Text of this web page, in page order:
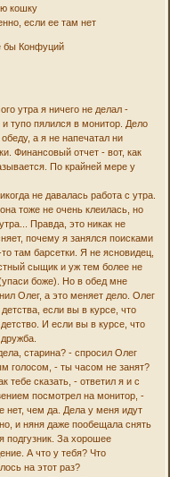
кошку
если ее там нет
бы Конфуций
утра я ничего не делал -
и тупо пялился в монитор. Дело
а я не напечатал ни
Финансовый отчет - вот, как
По крайней мере у
не давалась работа с утра.
тоже не очень клеилась, но
Правда, это никак не
почему я занялся поисками
то там барсетки. Я не ясновидец,
сыщик и уж тем более не
боже). Но в обед мне
Олег, а это меняет дело. Олег
детства, если вы в курсе, что
детство. И если вы в курсе, что
старина? - спросил Олег
голосом, - ты часом не занят?
тебе сказать, - ответил я и с
посмотрел на монитор, -
нет, чем да. Дела у меня идут
и няня даже пообещала снять
подгузник. За хорошее
А что у тебя? Что
на этот раз?